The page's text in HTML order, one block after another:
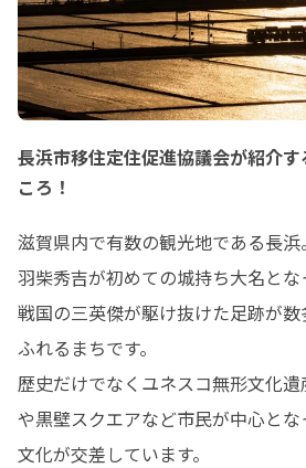
長浜市移住定住促進協議会が紹介
ころ！
滋賀県内で有数の観光地である長浜。
羽柴秀吉が初めての城持ち大名とな
戦国の三英傑が駆け抜けた足跡が
ふれるまちです。
歴史だけでなくユネスコ無形文化
や黒壁スクエアなど市民が中心と
文化が交差しています。